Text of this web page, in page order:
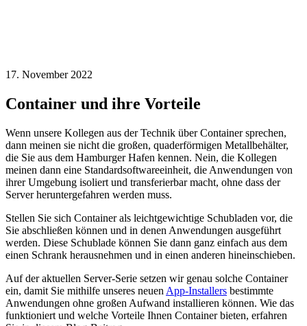
17. November 2022
Container und ihre Vorteile
Wenn unsere Kollegen aus der Technik über Container sprechen,
dann meinen sie nicht die großen, quaderförmigen Metallbehälter,
die Sie aus dem Hamburger Hafen kennen. Nein, die Kollegen
meinen dann eine Standardsoftwareeinheit, die Anwendungen von
ihrer Umgebung isoliert und transferierbar macht, ohne dass der
Server heruntergefahren werden muss.
Stellen Sie sich Container als leichtgewichtige Schubladen vor, die
Sie abschließen können und in denen Anwendungen ausgeführt
werden. Diese Schublade können Sie dann ganz einfach aus dem
einen Schrank herausnehmen und in einen anderen hineinschieben.
Auf der aktuellen Server-Serie setzen wir genau solche Container
ein, damit Sie mithilfe unseres neuen App-Installers bestimmte
Anwendungen ohne großen Aufwand installieren können. Wie das
funktioniert und welche Vorteile Ihnen Container bieten, erfahren